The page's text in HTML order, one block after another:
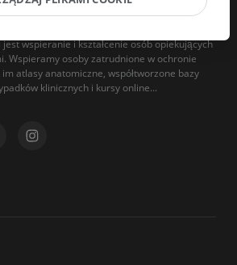
jest wspieranie i kształcenie osób opiekujących
Wspieramy osoby zatrudnione w ochronie
atlasy anatomiczne, współtworzone bazy
klinicznych i kursy online...